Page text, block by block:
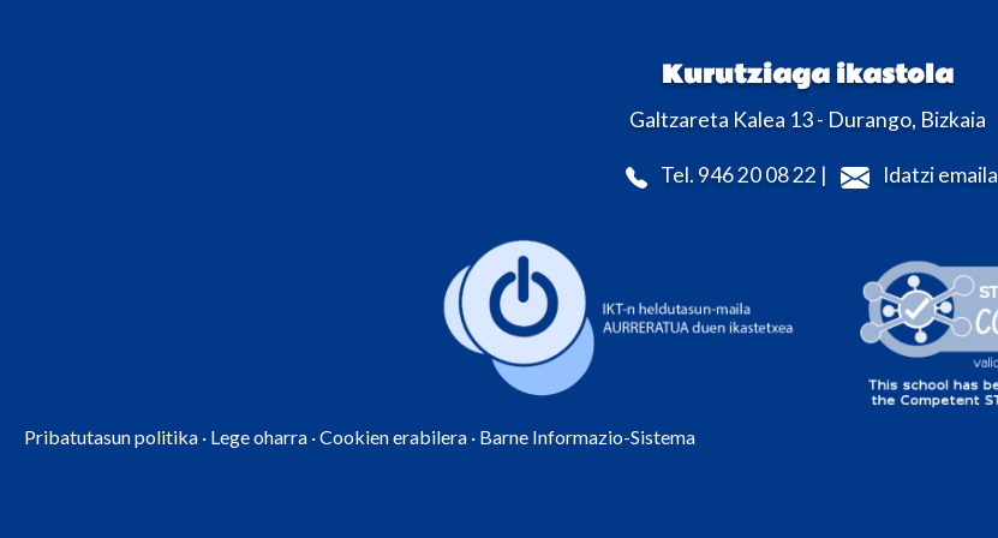
Kurutziaga ikastola
Galtzareta Kalea 13 - Durango, Bizkaia
Tel. 946 20 08 22 | Idatzi emaila
Pribatutasun politika · Lege oharra ·Cookien erabilera · Barne Informazio-Sistema